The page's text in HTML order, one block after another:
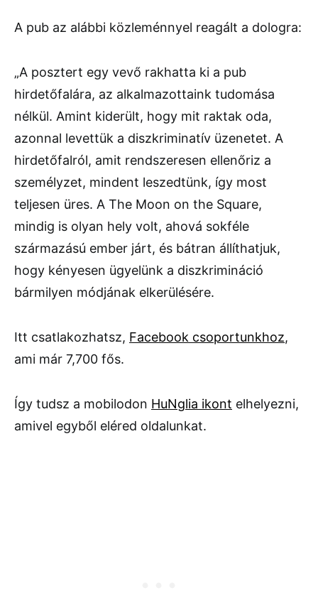
A pub az alábbi közleménnyel reagált a dologra:
„A posztert egy vevő rakhatta ki a pub
hirdetőfalára, az alkalmazottaink tudomása
nélkül. Amint kiderült, hogy mit raktak oda,
azonnal levettük a diszkriminatív üzenetet. A
hirdetőfalról, amit rendszeresen ellenőriz a
személyzet, mindent leszedtünk, így most
teljesen üres. A The Moon on the Square,
mindig is olyan hely volt, ahová sokféle
származású ember járt, és bátran állíthatjuk,
hogy kényesen ügyelünk a diszkrimináció
bármilyen módjának elkerülésére.
Itt csatlakozhatsz, Facebook csoportunkhoz,
ami már 7,700 fős.
Így tudsz a mobilodon HuNglia ikont elhelyezni,
amivel egyből eléred oldalunkat.